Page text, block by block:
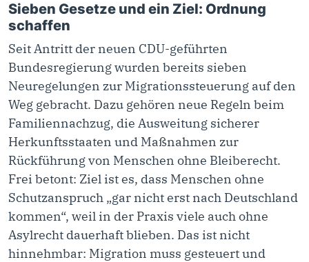
Sieben Gesetze und ein Ziel: Ordnung
schaffen
Seit Antritt der neuen CDU-geführten
Bundesregierung wurden bereits sieben
Neuregelungen zur Migrationssteuerung auf den
Weg gebracht. Dazu gehören neue Regeln beim
Familiennachzug, die Ausweitung sicherer
Herkunftsstaaten und Maßnahmen zur
Rückführung von Menschen ohne Bleiberecht.
Frei betont: Ziel ist es, dass Menschen ohne
Schutzanspruch „gar nicht erst nach Deutschland
kommen“, weil in der Praxis viele auch ohne
Asylrecht dauerhaft blieben. Das ist nicht
hinnehmbar: Migration muss gesteuert und